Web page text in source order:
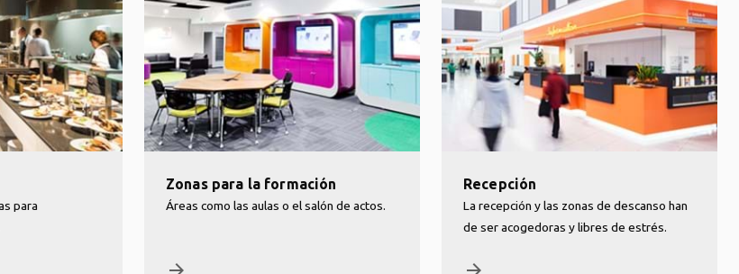
para
Zonas para la formación
Áreas como las aulas o el salón de actos.
Recepción
La recepción y las zonas de descanso han
de ser acogedoras y libres de estrés.